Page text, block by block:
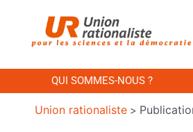
QUI SOMMES-NOUS ?
Union rationaliste >